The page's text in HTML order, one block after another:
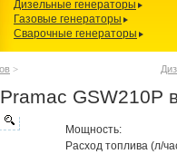
Дизельные генераторы
Газовые генераторы
Сварочные генераторы
>
GSW210P
Мощность:
Расход топлива (л/